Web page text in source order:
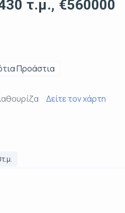
τ.μ., €560000
Προάστια
Δείτε τον χάρτη